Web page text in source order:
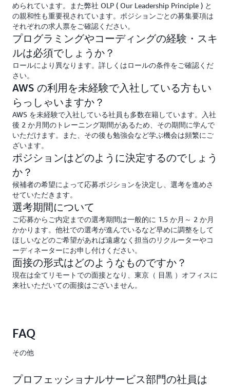
められています。また弊社 OLP ( Our Leadership Principle ) と
の親和性も重要視されています。ポジションごとの募集要項は
それぞれの求人票をご確認ください。
プログラミングやコーディングの経験・スキ
ルは必須でしょうか？
ロールにより異なります。詳しくはロールの条件をご確認くだ
さい。
AWS の利用を未経験で入社している方もい
らっしゃいますか？
AWS を未経験で入社している社員も多数在籍しています。入社
後 2 か月間のトレーニング期間があるため、その期間に学んで
いただけます。また、その後も勉強会など学ぶ機会は頻繁にご
ざいます。
ポジションはどのように決定するのでしょう
か？
候補者の希望によって応募ポジションを決定し、選考を進めさ
せていただきます。
選考期間について
ご応募からご内定までの選考期間は一般的に 1.5 か月～ 2 か月
かかります。他社での選考が進んでいるなど早めに調整をして
ほしいなどのご希望があれば遠慮なく担当のリクルーターやコ
ーディネーターにお申し付けください。
面接の形式はどのようなものですか？
現在は全てリモートでの面接となり、東京（ 目黒 ）オフィスに
来社いただいての面接はございません。
FAQ
その他
プロフェッショナルサービス部門の社員は